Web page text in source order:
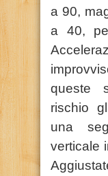
a 90,
a 40,
queste
rischio
una
verticale